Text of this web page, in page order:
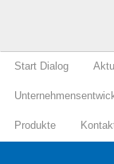
Start Dialog
Produkte